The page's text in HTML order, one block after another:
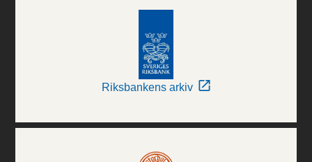
Riksbankens arkiv